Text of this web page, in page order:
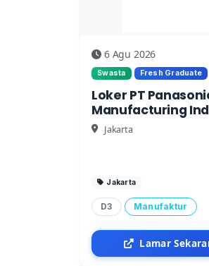
6 Agu 2026
Swasta Fresh Graduate
Loker PT
Manufacturing
Jakarta
Jakarta
D3 Manufaktur
Lamar